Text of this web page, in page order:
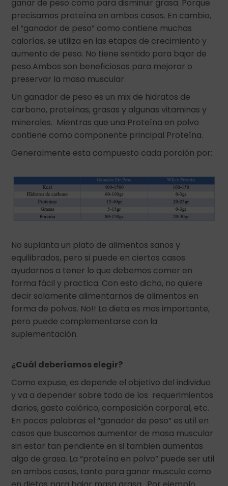
ganar de peso como para disminuir grasa. Porque
precisamos proteína en ambos casos. En cambio,
el “ganador de peso” como contiene muchas
calorías, se utiliza en las etapas de crecimiento y
aumento de peso. No tiene sentido para bajar de
peso.Ambos son beneficiosos para mejorar o
preservar la masa muscular.
Un ganador de peso es un mix de hidratos de
carbono, proteínas, grasas y algunas vitaminas y
minerales. Mientras que una Proteína en polvo
contiene como componente principal Proteína.
Generalmente esta compuesto cada porción por:
No suplanta un plato de alimentos sanos y
equilibrados, pero si puede en ciertos casos
ayudarnos a tener lo que debemos comer en
forma fácil y practica. Con esto dicho, no quiere
decir solamente alimentarnos de alimentos en
forma de polvos. No!! La dieta es mas importante,
pero puede complementarse con la
suplementación.
¿Cuál deberíamos elegir?
Como expuse, es depende el objetivo del individuo
y va a depender sobre todo de los requerimientos
diarios, gasto calórico, composición corporal, etc.
En pocas palabras el “ganador de peso” es util en
casos que buscamos aumentar de masa muscular
sin estar tan pendiente en si tambien aumentas
algo de grasa. La “proteína en polvo” puede ser util
en ambos casos, tanto para ganar musculo como